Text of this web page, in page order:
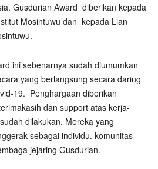
Gusdurian Award diberikan kepada
Mosintuwu dan kepada Lian
ini sebenarnya sudah diumumkan
yang berlangsung secara daring
19. Penghargaan diberikan
dan support atas kerja-
dilakukan. Mereka yang
sebagai individu. komunitas
jejaring Gusdurian.